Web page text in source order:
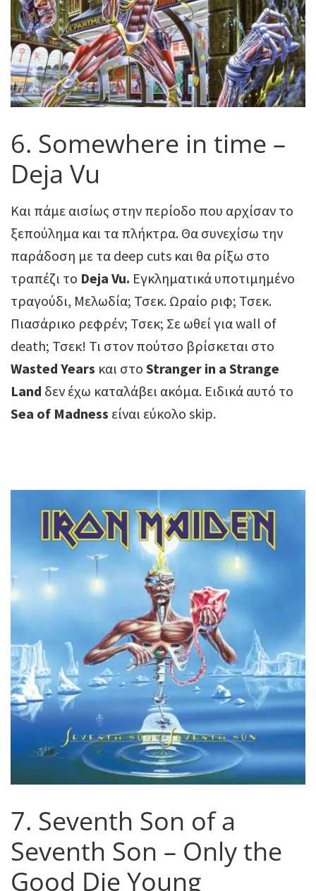
6. Somewhere in time –
Deja Vu
Και πάμε αισίως στην περίοδο που αρχίσαν το
ξεπούλημα και τα πλήκτρα. Θα συνεχίσω την
παράδοση με τα deep cuts και θα ρίξω στο
τραπέζι το Deja Vu. Εγκληματικά υποτιμημένο
τραγούδι, Μελωδία; Τσεκ. Ωραίο ριφ; Τσεκ.
Πιασάρικο ρεφρέν; Τσεκ; Σε ωθεί για wall of
death; Τσεκ! Τι στον πούτσο βρίσκεται στο
Wasted Years και στο Stranger in a Strange
Land δεν έχω καταλάβει ακόμα. Ειδικά αυτό το
Sea of Madness είναι εύκολο skip.
7. Seventh Son of a
Seventh Son – Only the
Good Die Young